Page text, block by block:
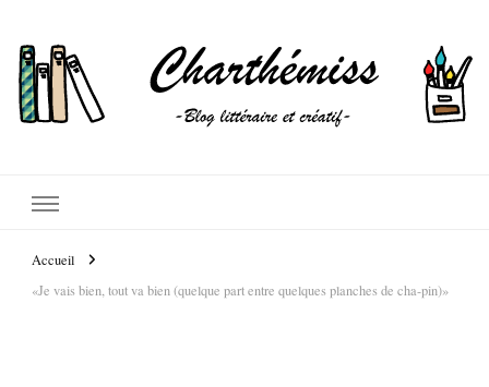
Accueil
«Je vais bien, tout va bien (quelque part entre quelques planches de cha-pin)»